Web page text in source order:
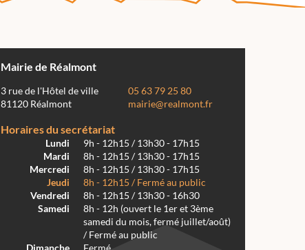
Mairie de Réalmont
3 rue de l'Hôtel de ville
81120 Réalmont
05 63 79 25 80
mairie@realmont.fr
Horaires du secrétariat
Lundi
9h - 12h15 / 13h30 - 17h15
Mardi
8h - 12h15 / 13h30 - 17h15
Mercredi
8h - 12h15 / 13h30 - 17h15
Jeudi
8h - 12h15 / Fermé au public
Vendredi
8h - 12h15 / 13h30 - 16h30
Samedi
8h - 12h (ouvert le 1er et 3ème
samedi du mois, fermé juillet/août)
/ Fermé au public
Dimanche
Fermé